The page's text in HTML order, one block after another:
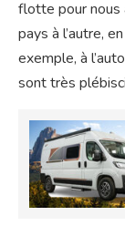
flotte pour nous
pays à l’autre,
exemple, à
sont très